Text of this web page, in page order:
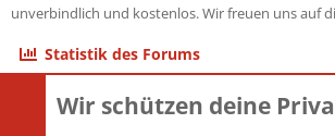
unverbindlich und kostenlos. Wir freuen uns auf
Statistik des Forums
ThemenWir schützen deine